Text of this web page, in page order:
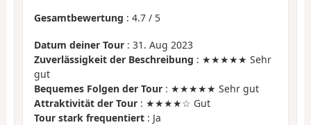
Gesamtbewertung : 4.7 / 5
Datum deiner Tour : 31. Aug 2023
Zuverlässigkeit der Beschreibung : ★★★★★ Sehr
gut
Bequemes Folgen der Tour : ★★★★★ Sehr gut
Attraktivität der Tour : ★★★★☆ Gut
Tour stark frequentiert : Ja